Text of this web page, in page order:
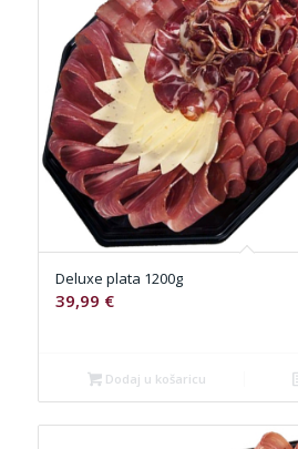
Deluxe plata 1200g
39,99 €
Dodaj u košaricu